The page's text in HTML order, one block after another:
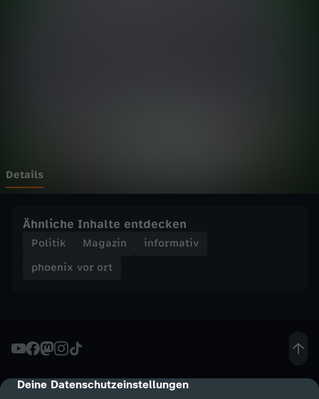
cmp-dialog-description
Deine Datenschutzeinstellungen
t
K
n
e
Details
Ähnliche Inhalte entdecken
Politik Magazin
informativ
phoenix vor ort